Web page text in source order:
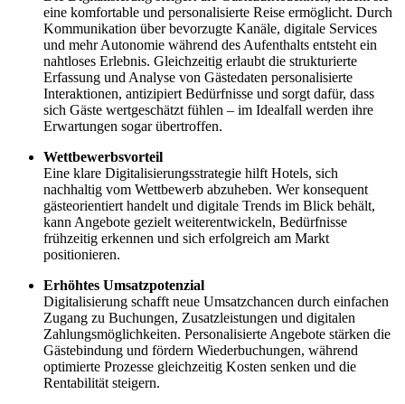
eine komfortable und personalisierte Reise ermöglicht. Durch
Kommunikation über bevorzugte Kanäle, digitale Services
und mehr Autonomie während des Aufenthalts entsteht ein
nahtloses Erlebnis. Gleichzeitig erlaubt die strukturierte
Erfassung und Analyse von Gästedaten personalisierte
Interaktionen, antizipiert Bedürfnisse und sorgt dafür, dass
sich Gäste wertgeschätzt fühlen – im Idealfall werden ihre
Erwartungen sogar übertroffen.
Wettbewerbsvorteil
Eine klare Digitalisierungsstrategie hilft Hotels, sich
nachhaltig vom Wettbewerb abzuheben. Wer konsequent
gästeorientiert handelt und digitale Trends im Blick behält,
kann Angebote gezielt weiterentwickeln, Bedürfnisse
frühzeitig erkennen und sich erfolgreich am Markt
positionieren.
Erhöhtes Umsatzpotenzial
Digitalisierung schafft neue Umsatzchancen durch einfachen
Zugang zu Buchungen, Zusatzleistungen und digitalen
Zahlungsmöglichkeiten. Personalisierte Angebote stärken die
Gästebindung und fördern Wiederbuchungen, während
optimierte Prozesse gleichzeitig Kosten senken und die
Rentabilität steigern.